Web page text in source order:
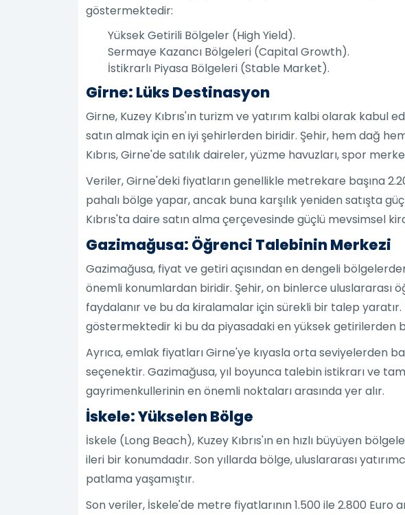
göstermektedir:
Yüksek Getirili Bölgeler (High Yield).
Sermaye Kazancı Bölgeleri (Capital Growth).
İstikrarlı Piyasa Bölgeleri (Stable Market).
Girne: Lüks Destinasyon
Girne, Kuzey Kıbrıs'ın turizm ve yatırım kalbi olarak kabul
satın almak için en iyi şehirlerden biridir. Şehir, hem dağ
Kıbrıs, Girne'de satılık daireler, yüzme havuzları, spor
Veriler, Girne'deki fiyatların genellikle metrekare başına
pahalı bölge yapar, ancak buna karşılık yeniden satışta
Kıbrıs'ta daire satın alma çerçevesinde güçlü mevsimsel
Gazimağusa: Öğrenci Talebinin Merkezi
Gazimağusa, fiyat ve getiri açısından en dengeli
önemli konumlardan biridir. Şehir, on binlerce uluslararası
faydalanır ve bu da kiralamalar için sürekli bir talep yaratır.
göstermektedir ki bu da piyasadaki en yüksek getirilerden
Ayrıca, emlak fiyatları Girne'ye kıyasla orta seviyelerden
seçenektir. Gazimağusa, yıl boyunca talebin istikrarı ve
gayrimenkullerinin en önemli noktaları arasında yer alır.
İskele: Yükselen Bölge
İskele (Long Beach), Kuzey Kıbrıs'ın en hızlı büyüyen
ileri bir konumdadır. Son yıllarda bölge, uluslararası
patlama yaşamıştır.
Son veriler, İskele'de metre fiyatlarının 1.500 ile 2.800 Euro